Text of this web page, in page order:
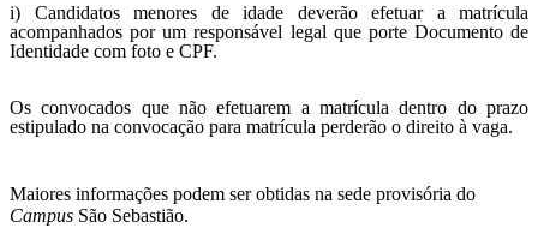
i) Candidatos menores de idade deverão efetuar a matrícula
acompanhados por um responsável legal que porte Documento de
Identidade com foto e CPF.
Os convocados que não efetuarem a matrícula dentro do prazo
estipulado na convocação para matrícula perderão o direito à vaga.
Maiores informações podem ser obtidas na sede provisória do
Campus São Sebastião.